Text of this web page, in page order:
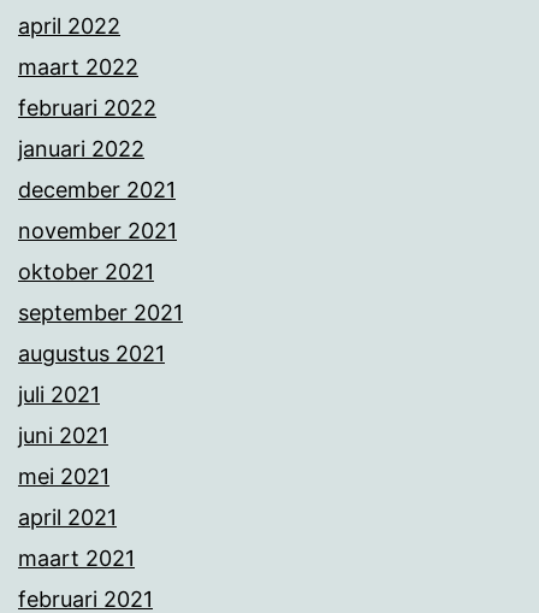
april 2022
maart 2022
februari 2022
januari 2022
december 2021
november 2021
oktober 2021
september 2021
augustus 2021
juli 2021
juni 2021
mei 2021
april 2021
maart 2021
februari 2021